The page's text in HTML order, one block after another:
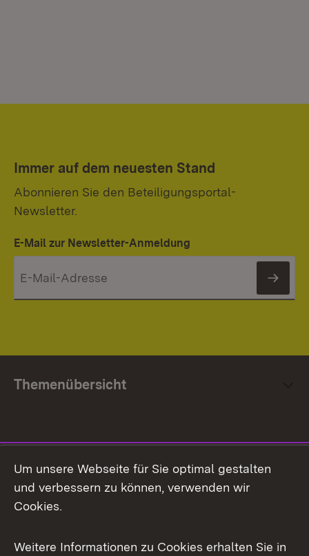
Immer auf dem neuesten Stand
Abonnieren Sie den Beteiligungsportal-
Newsletter.
E-Mail zur Newsletter-Anmeldung
Themenübersicht
Facebook
X / Twitter
Um unsere Webseite für Sie optimal gestalten
und verbessern zu können, verwenden wir
Cookies.
Weitere Informationen zu Cookies erhalten Sie in